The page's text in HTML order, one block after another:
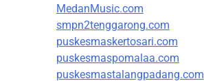
MedanMusic.com
smpn2tenggarong.com
puskesmaskertosari.com
puskesmaspomalaa.com
puskesmastalangpadang.com